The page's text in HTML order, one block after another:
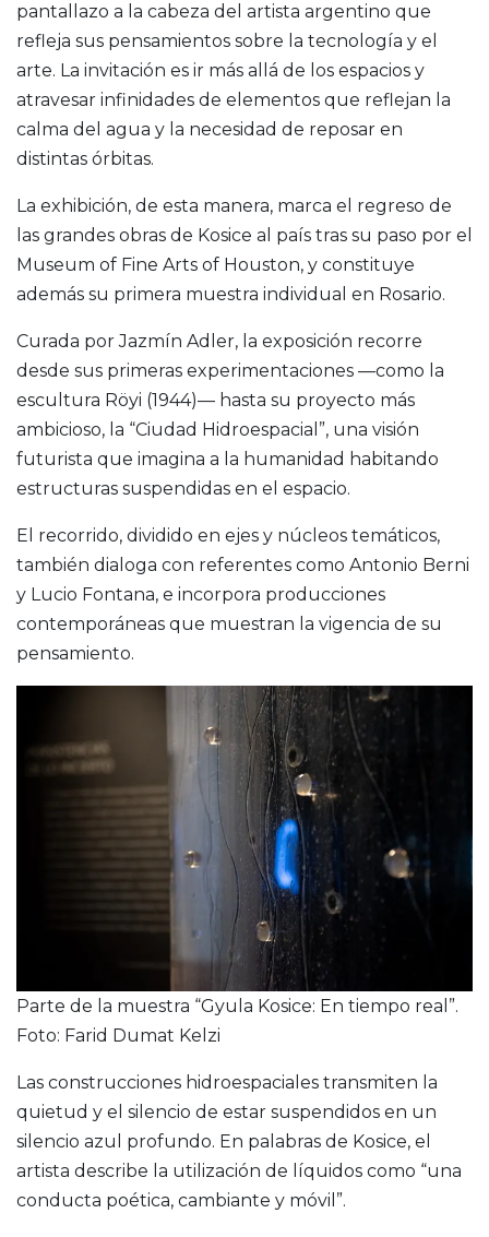
pantallazo a la cabeza del artista argentino que
refleja sus pensamientos sobre la tecnología y el
arte. La invitación es ir más allá de los espacios y
atravesar infinidades de elementos que reflejan la
calma del agua y la necesidad de reposar en
distintas órbitas.
La exhibición, de esta manera, marca el regreso de
las grandes obras de Kosice al país tras su paso por el
Museum of Fine Arts of Houston, y constituye
además su primera muestra individual en Rosario.
Curada por Jazmín Adler, la exposición recorre
desde sus primeras experimentaciones —como la
escultura Röyi (1944)— hasta su proyecto más
ambicioso, la “Ciudad Hidroespacial”, una visión
futurista que imagina a la humanidad habitando
estructuras suspendidas en el espacio.
El recorrido, dividido en ejes y núcleos temáticos,
también dialoga con referentes como Antonio Berni
y Lucio Fontana, e incorpora producciones
contemporáneas que muestran la vigencia de su
pensamiento.
Parte de la muestra “Gyula Kosice: En tiempo real”.
Foto: Farid Dumat Kelzi
Las construcciones hidroespaciales transmiten la
quietud y el silencio de estar suspendidos en un
silencio azul profundo. En palabras de Kosice, el
artista describe la utilización de líquidos como “una
conducta poética, cambiante y móvil”.